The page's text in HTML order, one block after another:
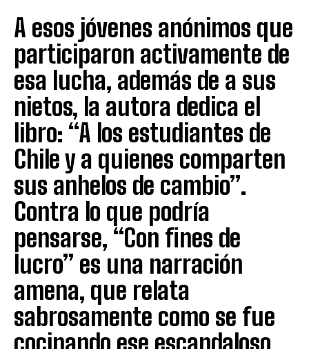
A esos jóvenes anónimos que
participaron activamente de
esa lucha, además de a sus
nietos, la autora dedica el
libro: “A los estudiantes de
Chile y a quienes comparten
sus anhelos de cambio”.
Contra lo que podría
pensarse, “Con fines de
lucro” es una narración
amena, que relata
sabrosamente como se fue